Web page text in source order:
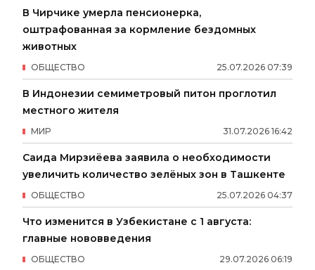
В Чирчике умерла пенсионерка,
оштрафованная за кормление бездомных
животных
25.07.2026 07:39
ОБЩЕСТВО
В Индонезии семиметровый питон проглотил
местного жителя
31.07.2026 16:42
МИР
Саида Мирзиёева заявила о необходимости
увеличить количество зелёных зон в Ташкенте
25.07.2026 04:37
ОБЩЕСТВО
Что изменится в Узбекистане с 1 августа:
главные нововведения
29.07.2026 06:19
ОБЩЕСТВО